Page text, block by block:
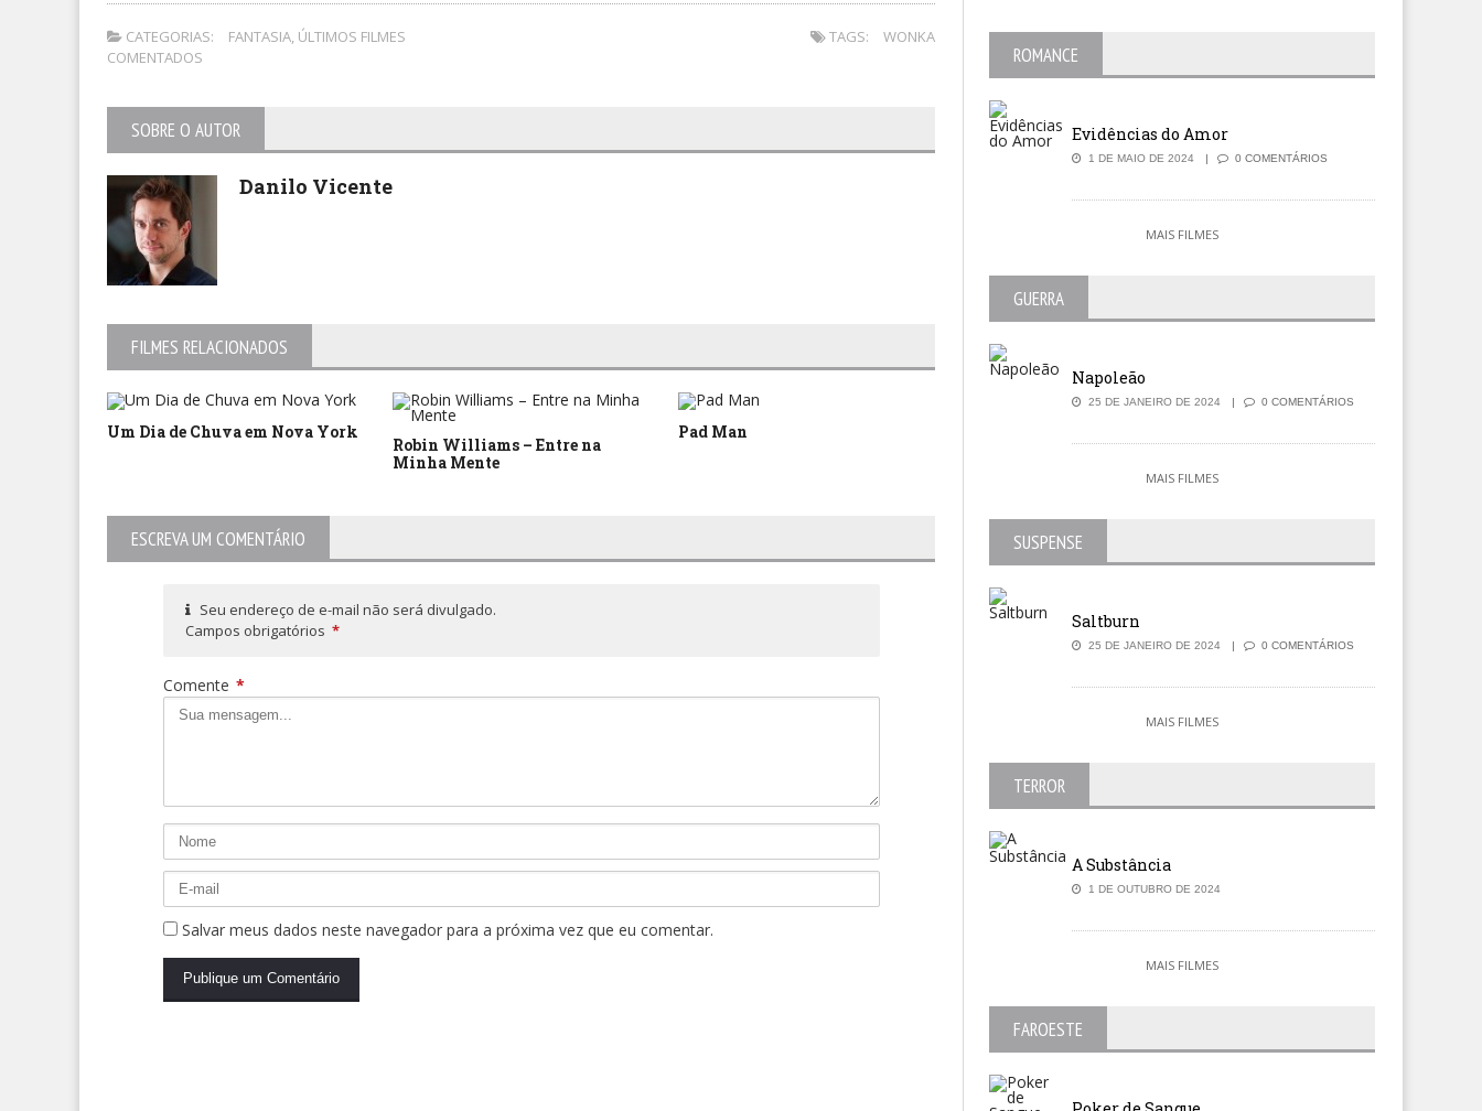
CATEGORIAS: FANTASIA, ÚLTIMOS FILMES
COMENTADOS
TAGS: WONKA
SOBRE O AUTOR
Danilo Vicente
FILMES RELACIONADOS
Um Dia de Chuva em Nova York
Robin Williams – Entre na
Minha Mente
Pad Man
ESCREVA UM COMENTÁRIO
Seu endereço de e-mail não será divulgado.
Campos obrigatórios *
Comente *
Salvar meus dados neste navegador para a próxima vez que eu comentar.
ROMANCE
Evidências do Amor
1 DE MAIO DE 2024 0 COMENTÁRIOS
MAIS FILMES
GUERRA
Napoleão
25 DE JANEIRO DE 2024 0 COMENTÁRIOS
MAIS FILMES
SUSPENSE
Saltburn
25 DE JANEIRO DE 2024 0 COMENTÁRIOS
MAIS FILMES
TERROR
A Substância
1 DE OUTUBRO DE 2024
MAIS FILMES
FAROESTE